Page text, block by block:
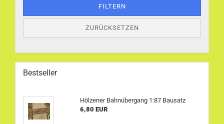
FILTERN
ZURÜCKSETZEN
Bestseller
Hölzener Bahnübergang 1:87 Bausatz
6,80 EUR